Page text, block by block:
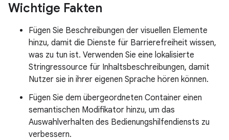
Wichtige Fakten
Fügen Sie Beschreibungen der visuellen Elemente
hinzu, damit die Dienste für Barrierefreiheit wissen,
was zu tun ist. Verwenden Sie eine lokalisierte
Stringressource für Inhaltsbeschreibungen, damit
Nutzer sie in ihrer eigenen Sprache hören können.
Fügen Sie dem übergeordneten Container einen
semantischen Modifikator hinzu, um das
Auswahlverhalten des Bedienungshilfendiensts zu
verbessern.